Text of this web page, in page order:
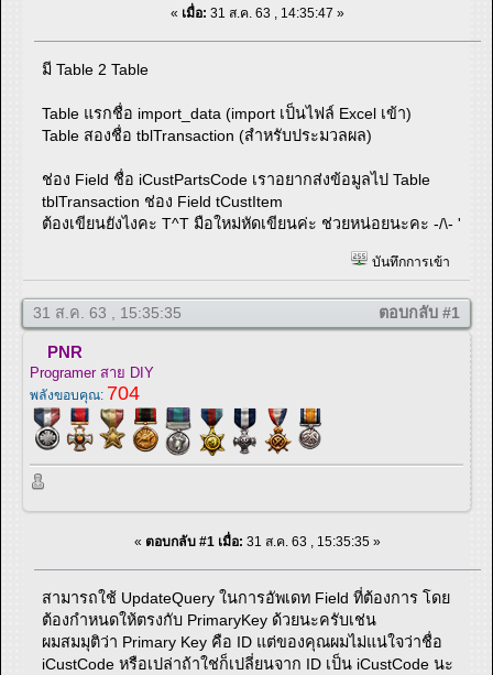
« เมื่อ: 31 ส.ค. 63 , 14:35:47 »
มี Table 2 Table
Table แรกชื่อ import_data (import เป็นไฟล์ Excel เข้า)
Table สองชื่อ tblTransaction (สำหรับประมวลผล)
ช่อง Field ชื่อ iCustPartsCode เราอยากส่งข้อมูลไป Table
tblTransaction ช่อง Field tCustItem
ต้องเขียนยังไงคะ T^T มือใหม่หัดเขียนค่ะ ช่วยหน่อยนะคะ -/\- '
บันทึกการเข้า
31 ส.ค. 63 , 15:35:35 ตอบกลับ #1
PNR
Programer สาย DIY
พลังขอบคุณ: 704
« ตอบกลับ #1 เมื่อ: 31 ส.ค. 63 , 15:35:35 »
สามารถใช้ UpdateQuery ในการอัพเดท Field ที่ต้องการ โดย
ต้องกำหนดให้ตรงกับ PrimaryKey ด้วยนะครับเช่น
ผมสมมุติว่า Primary Key คือ ID แต่ของคุณผมไม่แน่ใจว่าชื่อ
iCustCode หรือเปล่าถ้าใช่ก็เปลี่ยนจาก ID เป็น iCustCode นะ